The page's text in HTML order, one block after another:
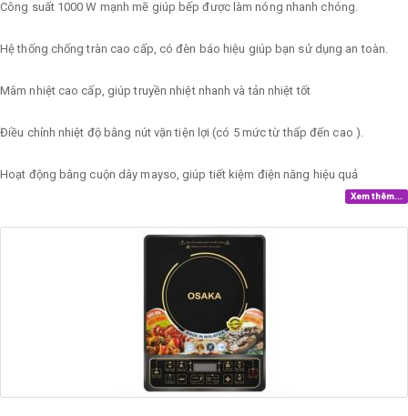
Công suất 1000 W mạnh mẽ giúp bếp được làm nóng nhanh chóng.
Hệ thống chống tràn cao cấp, có đèn báo hiệu giúp bạn sử dụng an toàn.
Mâm nhiệt cao cấp, giúp truyền nhiệt nhanh và tản nhiệt tốt
Điều chỉnh nhiệt độ bằng nút vặn tiện lợi (có 5 mức từ thấp đến cao ).
Hoạt động bằng cuộn dây mayso, giúp tiết kiệm điện năng hiệu quả
Xem thêm...